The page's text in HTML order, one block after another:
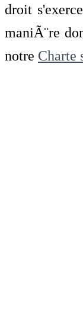
droit
maniÃ¨re
notre Charte